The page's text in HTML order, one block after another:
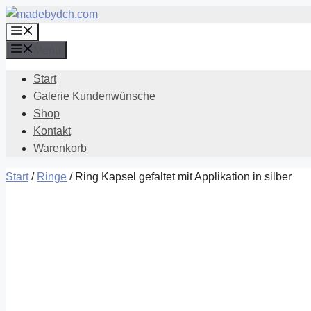
Zum
Inhalt
springen
Start
Galerie Kundenwünsche
Shop
Kontakt
Warenkorb
Start/ Ringe / Ring Kapsel gefaltet mit Applikation in silber